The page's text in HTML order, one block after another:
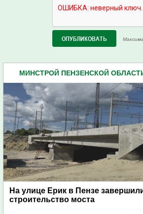
МИНСТРОЙ ПЕНЗЕНСКОЙ
На улице Ерик в Пензе
строительство моста